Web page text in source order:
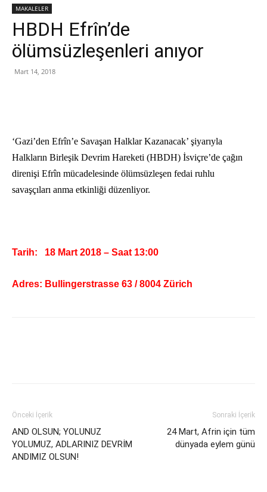
MAKALELER
HBDH Efrîn’de
ölümsüzleşenleri anıyor
Mart 14, 2018
‘Gazi’den Efrîn’e Savaşan Halklar Kazanacak’ şiyarıyla
Halkların Birleşik Devrim Hareketi (HBDH) İsviçre’de çağın
direnişi Efrîn mücadelesinde ölümsüzleşen fedai ruhlu
savaşçıları anma etkinliği düzenliyor.
Tarih: 18 Mart 2018 – Saat 13:00
Adres: Bullingerstrasse 63 / 8004 Zürich
Önceki İçerik
AND OLSUN; YOLUNUZ
YOLUMUZ, ADLARINIZ DEVRİM
ANDIMIZ OLSUN!
Sonraki İçerik
24 Mart, Afrin için tüm
dünyada eylem günü